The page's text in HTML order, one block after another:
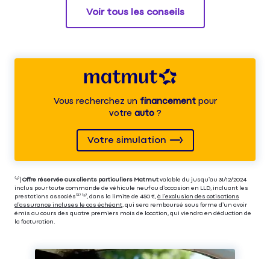
Voir tous les conseils
Vous recherchez unfinancementpour
votre auto?
Votre simulation
⁽⁴⁾| Offre réservée aux clients particuliers Matmut valable du jusqu’au 31/12/2024
inclus pour toute commande de véhicule neuf ou d’occasion en LLD, incluant les
prestations associés⁽³⁾ ⁽⁵⁾, dans la limite de 450 €, à l’exclusion des cotisations
d’assurance incluses le cas échéant, qui sera remboursé sous forme d’un avoir
émis au cours des quatre premiers mois de location, qui viendra en déduction de
la facturation.